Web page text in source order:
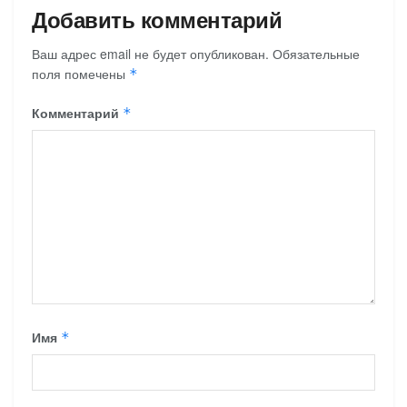
Добавить комментарий
Ваш адрес email не будет опубликован. Обязательные
поля помечены *
Комментарий *
Имя *